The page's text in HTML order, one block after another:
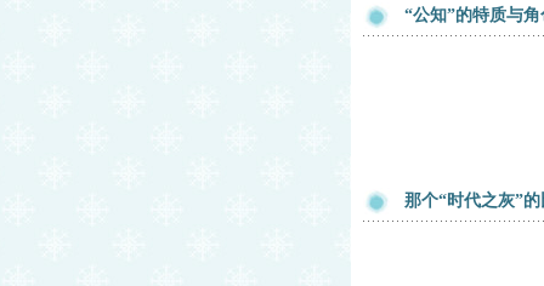
“公知”的特质与角
那个“时代之灰”